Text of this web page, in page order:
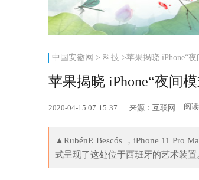
中国安徽网 > 科技>苹果揭晓 iPhone“
苹果揭晓 iPhone“夜间
2020-04-15 07:15:37 来源：互联网 阅
▲RubénP. Bescós ，iPhone 11 Pro
式呈现了这处位于西班牙的艺术装